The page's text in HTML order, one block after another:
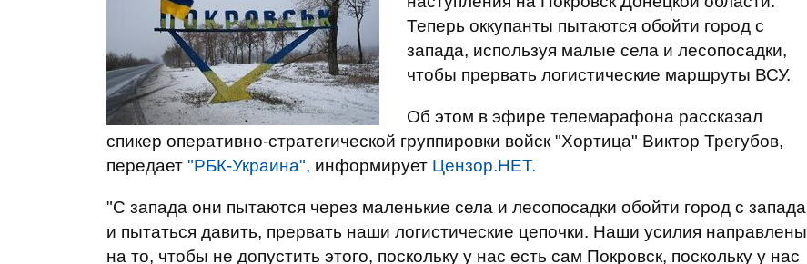
Теперь оккупанты пытаются обойти город с
запада, используя малые села и лесопосадки,
чтобы прервать логистические маршруты ВСУ.
Об этом в эфире телемарафона рассказал
спикер оперативно-стратегической группировки войск "Хортица" Виктор Трегубов,
передает "РБК-Украина", информирует Цензор.НЕТ.
"С запада они пытаются через маленькие села и лесопосадки обойти город с запада
и пытаться давить, прервать наши логистические цепочки. Наши усилия направлены
на то, чтобы не допустить этого, поскольку у нас есть сам Покровск, поскольку у нас